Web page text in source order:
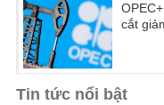
cắt
Tin tức nổi bật